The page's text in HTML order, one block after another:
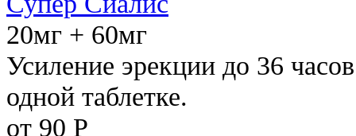
20мг + 60мг
Усиление эрекции до 36
одной таблетке.
от 90 Р